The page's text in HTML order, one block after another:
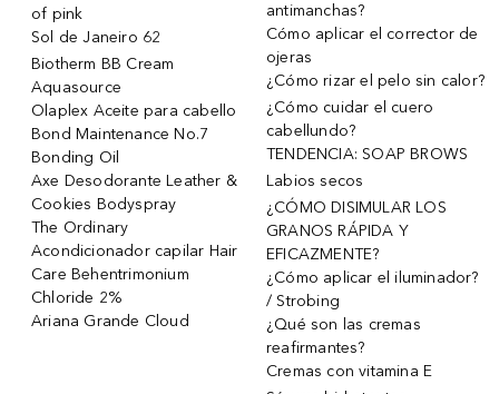
of pink
Sol de Janeiro 62
Biotherm BB Cream
Aquasource
Olaplex Aceite para cabello
Bond Maintenance No.7
Bonding Oil
Axe Desodorante Leather &
Cookies Bodyspray
The Ordinary
Acondicionador capilar Hair
Care Behentrimonium
Chloride 2%
Ariana Grande Cloud
antimanchas?
Cómo aplicar el corrector de
ojeras
¿Cómo rizar el pelo sin calor?
¿Cómo cuidar el cuero
cabellundo?
TENDENCIA: SOAP BROWS
Labios secos
¿CÓMO DISIMULAR LOS
GRANOS RÁPIDA Y
EFICAZMENTE?
¿Cómo aplicar el iluminador?
/ Strobing
¿Qué son las cremas
reafirmantes?
Cremas con vitamina E